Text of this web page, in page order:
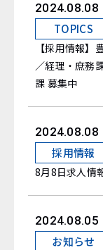
2024.08.08
TOPICS
【採用情報】
／経理・庶務
課 募集中
2024.08.08
採用情報
8月8日求人情
2024.08.05
お知らせ